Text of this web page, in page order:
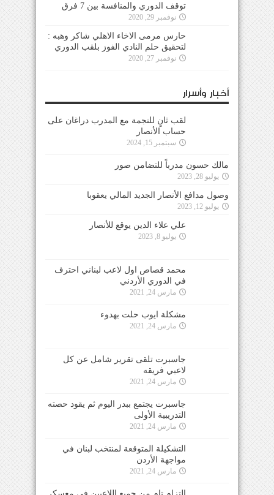
توقف الدوري والمنافسة بين 7 فرق
نوفمبر 29, 2020
حارس مرمى الاخاء الاهلي شاكر وهبه :
لتحقيق حلم النادي الفوز بلقب الدوري
نوفمبر 27, 2020
أخبار وأسرار
لقب ثانٍ للنجمة مع المدرب دراغان على
حساب الأنصار
سبتمبر 15, 2024
مالك حسون مدرباً للتضامن صور
يوليو 28, 2023
وصول مدافع الأنصار الجديد المالي يعقوبا
يوليو 12, 2023
علي علاء الدين يوقع للأنصار
يوليو 8, 2023
محمد قصاص اول لاعب لبناني احترف
في الدوري الأردني
مارس 24, 2021
مشكلة ايوب حلت بهدوء
مارس 24, 2021
جاسبرت تلقى تقرير شامل عن كل
لاعبي فريقه
مارس 24, 2021
جاسبرت يجتمع ببدر اليوم ثم يقود حصته
التدريبية الأولى
مارس 24, 2021
التشكيلة المتوقعة لمنتخب لبنان في
مواجهة الأردن
مارس 24, 2021